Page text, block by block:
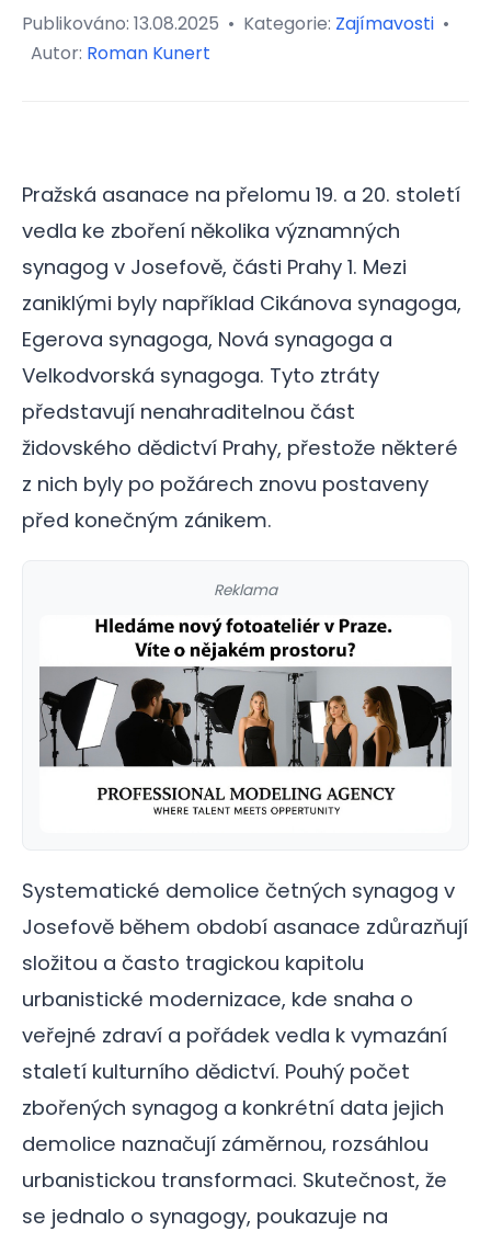
Publikováno: 13.08.2025 • Kategorie: Zajímavosti •
Autor: Roman Kunert
Pražská asanace na přelomu 19. a 20. století
vedla ke zboření několika významných
synagog v Josefově, části Prahy 1. Mezi
zaniklými byly například Cikánova synagoga,
Egerova synagoga, Nová synagoga a
Velkodvorská synagoga. Tyto ztráty
představují nenahraditelnou část
židovského dědictví Prahy, přestože některé
z nich byly po požárech znovu postaveny
před konečným zánikem.
Reklama
Systematické demolice četných synagog v
Josefově během období asanace zdůrazňují
složitou a často tragickou kapitolu
urbanistické modernizace, kde snaha o
veřejné zdraví a pořádek vedla k vymazání
staletí kulturního dědictví. Pouhý počet
zbořených synagog a konkrétní data jejich
demolice naznačují záměrnou, rozsáhlou
urbanistickou transformaci. Skutečnost, že
se jednalo o synagogy, poukazuje na